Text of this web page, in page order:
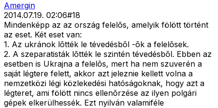
Amergin
2014.07.19. 02:06#18
Mindenképp az az ország felelõs, amelyik fölött történt
az eset. Két eset van:
1. Az ukránok lõtték le tévedésbõl -õk a felelõsek.
2. A szeparatisták lõtték le szintén tévedésbõl. Ebben az
esetben is Ukrajna a felelõs, mert ha nem szuverén a
saját légtere felett, akkor azt jeleznie kellett volna a
nemzetközi légi közlekedési hatóságoknak, hogy azt a
légteret, ami fölött nincs ellenõrzése az ilyen polgári
gépek elkerülhessék. Ezt nyilván valamiféle